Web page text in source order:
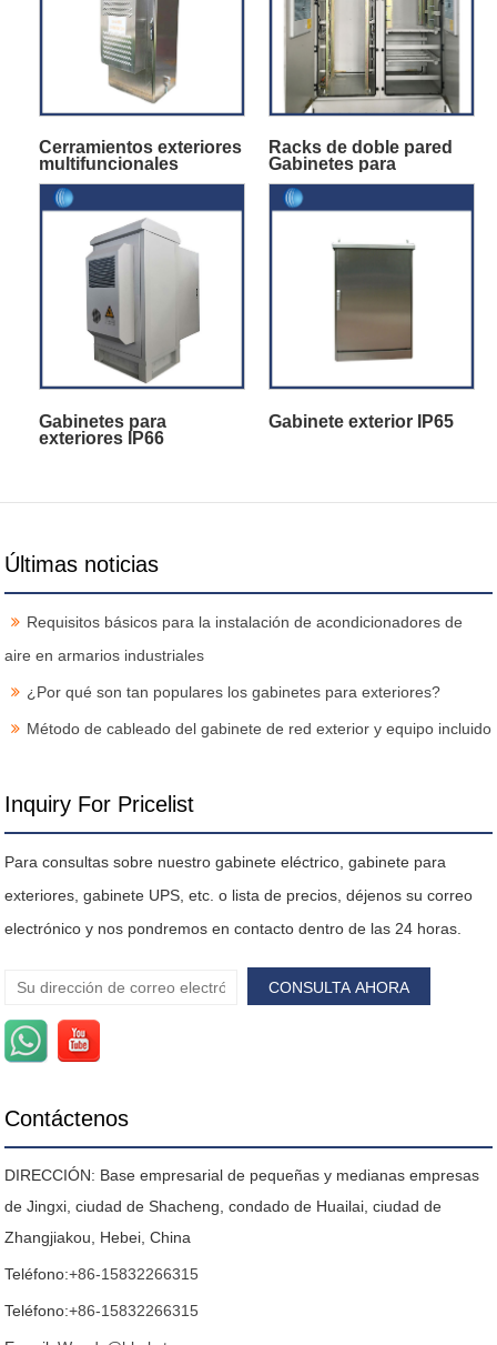
Cerramientos exteriores
multifuncionales
Racks de doble pared
Gabinetes para
exteriores
Gabinetes para
exteriores IP66
Gabinete exterior IP65
Últimas noticias
Requisitos básicos para la instalación de acondicionadores de
aire en armarios industriales
¿Por qué son tan populares los gabinetes para exteriores?
Método de cableado del gabinete de red exterior y equipo incluido
Inquiry For Pricelist
Para consultas sobre nuestro gabinete eléctrico, gabinete para
exteriores, gabinete UPS, etc. o lista de precios, déjenos su correo
electrónico y nos pondremos en contacto dentro de las 24 horas.
Contáctenos
DIRECCIÓN: Base empresarial de pequeñas y medianas empresas
de Jingxi, ciudad de Shacheng, condado de Huailai, ciudad de
Zhangjiakou, Hebei, China
Teléfono:+86-15832266315
Teléfono:+86-15832266315